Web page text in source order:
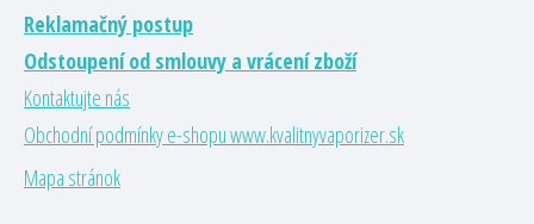
Reklamačný postup
Odstoupení od smlouvy a vrácení zboží
Kontaktujte nás
Obchodní podmínky e-shopu www.kvalitnyvaporizer.sk
Mapa stránok